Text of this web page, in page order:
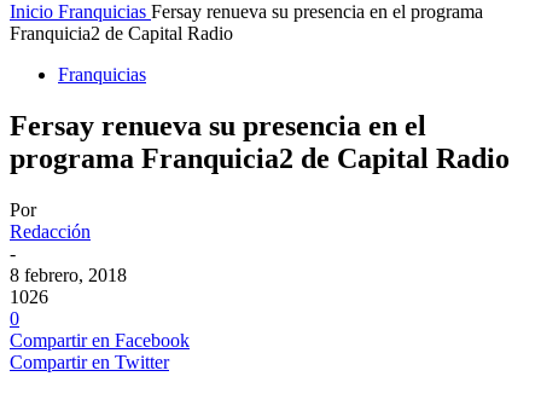
Inicio Franquicias Fersay renueva su presencia en el programa
Franquicia2 de Capital Radio
Franquicias
Fersay renueva su presencia en el
programa Franquicia2 de Capital Radio
Por
Redacción
-
8 febrero, 2018
1026
0
Compartir en Facebook
Compartir en Twitter